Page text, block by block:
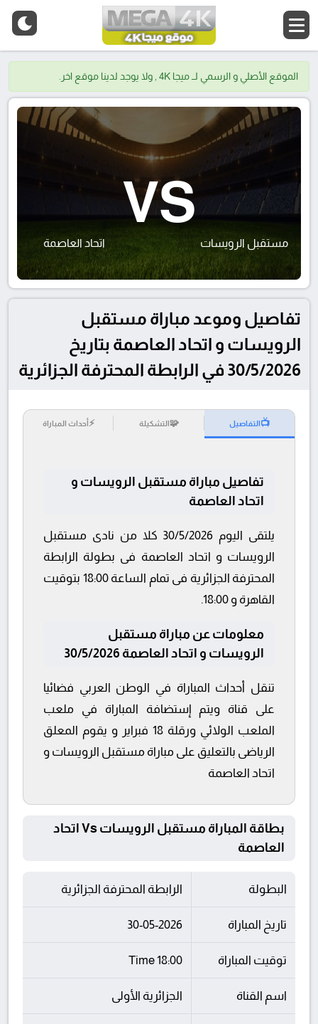
الموقع الأصلي و الرسمي لــ ميجا 4K , ولا يوجد لدينا موقع اخر.
مستقبل الرويسات
VS
اتحاد العاصمة
تفاصيل وموعد مباراة مستقبل
الرويسات و اتحاد العاصمة بتاريخ
30/5/2026 في الرابطة المحترفة الجزائرية
📺التفاصيل 🧩التشكيلة ⚡أحداث المباراة
تفاصيل مباراة مستقبل الرويسات و
اتحاد العاصمة
يلتقى اليوم 30/5/2026 كلا من نادى مستقبل
الرويسات و اتحاد العاصمة فى بطولة الرابطة
المحترفة الجزائرية فى تمام الساعة 18:00 بتوقيت
القاهرة و 18:00.
معلومات عن مباراة مستقبل
الرويسات و اتحاد العاصمة 30/5/2026
تنقل أحداث المباراة في الوطن العربي فضائيا
على قناة ويتم إستضافة المباراة في ملعب
الملعب الولائي ورقلة 18 فبراير و يقوم المعلق
الرياضى بالتعليق على مباراة مستقبل الرويسات و
اتحاد العاصمة
بطاقة المباراة مستقبل الرويسات Vs اتحاد
العاصمة
البطولة الرابطة المحترفة الجزائرية
تاريخ المباراة 30-05-2026
توقيت المباراة 18:00 Time
اسم القناة الجزائرية الأولى